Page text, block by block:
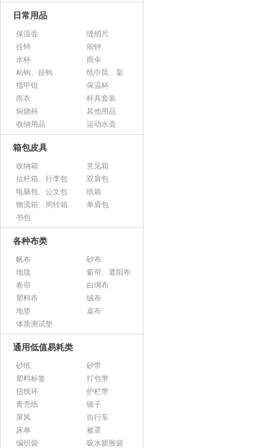
日常用品
保温壶
缝纫尺
挂钟
闹钟
水杯
雨伞
粘钩、挂钩
纸巾筒、架
指甲钳
保温杯
雨衣
杯具套装
焖烧杯
其他用品
收纳用品
运动水壶
箱包皮具
收纳箱
意见箱
拉杆箱、行李包
双肩包
电脑包、公文包
纸箱
物流箱、周转箱
单肩包
书包
各种布类
帆布
砂布
地毯
窗帘、遮阳布
卷帘
白绸布
塑料布
绒布
地垫
桌布
体质测试垫
通用低值易耗类
砂纸
砂带
塑料标签
打包带
扭线环
护栏带
青壳纸
镜子
屏风
自行车
床单
被罩
编织袋
吸水膨胀袋